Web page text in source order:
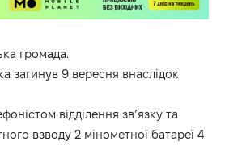
громада.
загинув 9 вересня внаслідок
відділення зв’язку та
взводу 2 мінометної батареї 4